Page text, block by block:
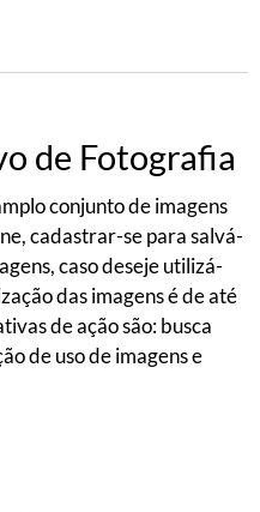
de Fotografia
conjunto de imagens
cadastrar-se para salvá-
caso deseje utilizá-
das imagens é de até
de ação são: busca
de uso de imagens e